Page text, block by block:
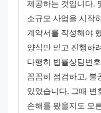
제공하는 것입니다.
소규모 사업을 시작
계약서를 작성해야
양식만 믿고 진행하
다행히 법률상담변
꼼꼼히 점검하고, 불
있었습니다. 그때 변
손해를 봤을지도 모